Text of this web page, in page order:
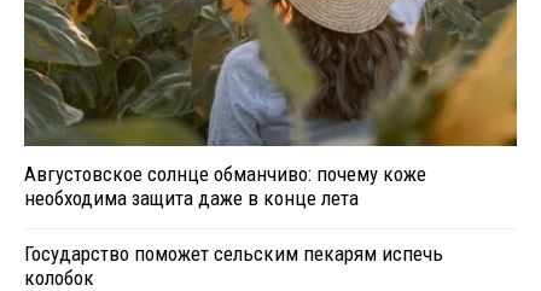
Августовское солнце обманчиво: почему коже
необходима защита даже в конце лета
Государство поможет сельским пекарям испечь
колобок